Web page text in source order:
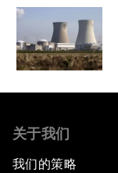
关于我们
我们的策略